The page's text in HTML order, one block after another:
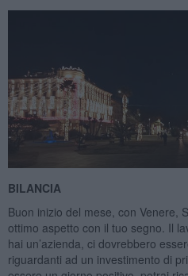
BILANCIA
Buon inizio del mese, con Venere,
ottimo aspetto con il tuo segno. Il
hai un’azienda, ci dovrebbero
riguardanti ad un investimento di